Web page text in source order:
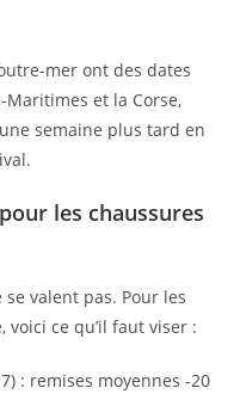
mer ont des dates
et la Corse,
semaine plus tard en
les chaussures
valent pas. Pour les
ce qu’il faut viser :
: remises moyennes -20